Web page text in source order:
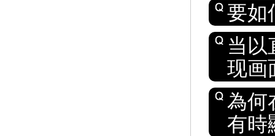
要如
当以
现画
為何
有時